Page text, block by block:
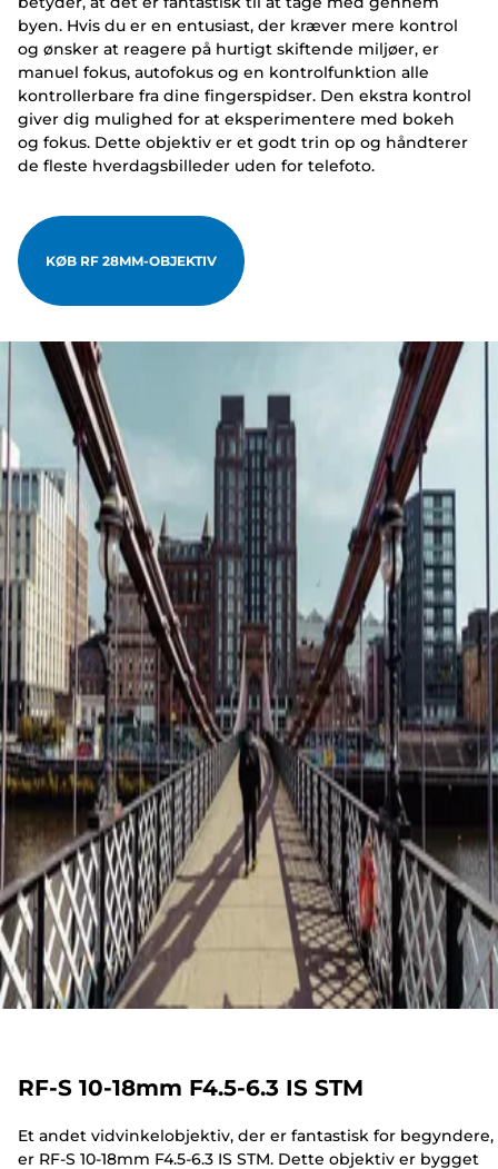
byen. Hvis du er en entusiast, der kræver mere kontrol
og ønsker at reagere på hurtigt skiftende miljøer, er
manuel fokus, autofokus og en kontrolfunktion alle
kontrollerbare fra dine fingerspidser. Den ekstra kontrol
giver dig mulighed for at eksperimentere med bokeh
og fokus. Dette objektiv er et godt trin op og håndterer
de fleste hverdagsbilleder uden for telefoto.
KØB RF 28MM-OBJEKTIV
RF-S 10-18mm F4.5-6.3 IS STM
Et andet vidvinkelobjektiv, der er fantastisk for begyndere,
er RF-S 10-18mm F4.5-6.3 IS STM. Dette objektiv er bygget